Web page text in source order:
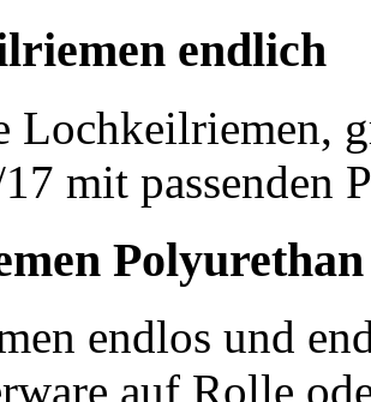
endlich
Lochkeilriemen,
mit passenden
Polyurethan
endlos und
auf Rolle